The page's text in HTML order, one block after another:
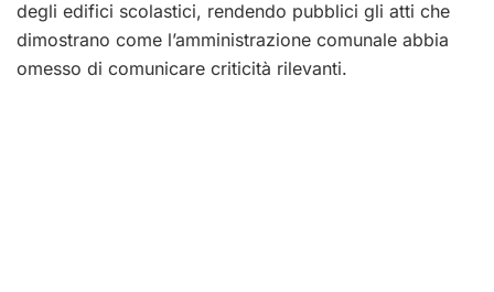
degli edifici scolastici, rendendo pubblici gli atti che
dimostrano come l’amministrazione comunale abbia
omesso di comunicare criticità rilevanti.